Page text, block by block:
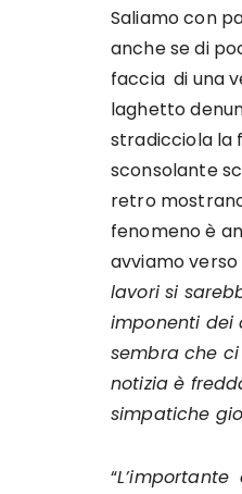
Saliamo con
anche se di
faccia di una
laghetto
stradicciola la
sconsolante
retro
fenomeno è
avviamo verso
lavori si
imponenti dei
sembra che
notizia è
simpatiche
“